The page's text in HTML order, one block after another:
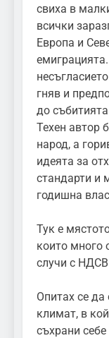
свиха в
всички
Европа и
гняв и
до
Техен автор
народ, а
идеята за
стандарти и
годишна
Тук е
които много
случи с НДСВ
Опитах се
климат, в
съхрани себе